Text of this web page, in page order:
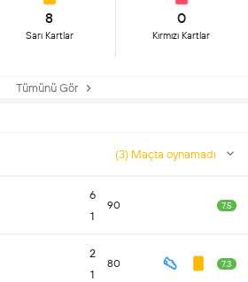
8
Sarı Kartlar
0
Kırmızı Kartlar
Tümünü Gör
(3) Maçta oynamadı
6
1
90 7.5
2
1
80 7.3